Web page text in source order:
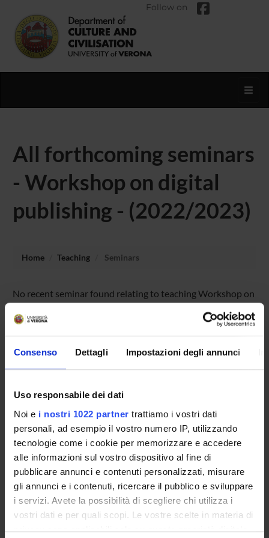
Consenso Dettagli Impostazioni degli annunci
Uso responsabile dei dati
Noi e i nostri 1022 partner trattiamo i vostri dati
personali, ad esempio il vostro numero IP, utilizzando
tecnologie come i cookie per memorizzare e accedere
alle informazioni sul vostro dispositivo al fine di
pubblicare annunci e contenuti personalizzati, misurare
gli annunci e i contenuti, ricercare il pubblico e sviluppare
i servizi. Avete la possibilità di scegliere chi utilizza i
vostri dati e per quali scopi. Le vostre scelte in materia di
privacy sono applicabili solo su questa proprietà digitale
Follow on
All forthcoming seminars
- Workshop on digital
publishing - (2022/2023)
Home Teaching Seminars
No recent seminar found relating to teaching Workshop on
digital publishing.
PHD PROGRAMMES AND POSTGRADUATE
TRAINING
Contacts
People
Places
Calendar